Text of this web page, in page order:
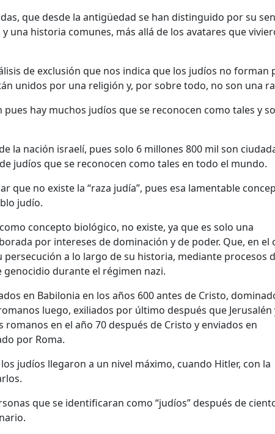
que desde la antigüedad se han distinguido por su
una historia comunes, más allá de los avatares que
de exclusión que nos indica que los judíos no forman
unidos por una religión y, por sobre todo, no son una
hay muchos judíos que se reconocen como tales y
la nación israelí, pues solo 6 millones 800 mil son
judíos que se reconocen como tales en todo el mundo.
que no existe la “raza judía”, pues esa lamentable
judío.
concepto biológico, no existe, ya que es solo una
por intereses de dominación y de poder. Que, en el
a lo largo de su historia, mediante procesos
durante el régimen nazi.
en Babilonia en los años 600 antes de Cristo,
luego, exiliados por último después que Jerusalén
en el año 70 después de Cristo y enviados en
por Roma.
judíos llegaron a un nivel máximo, cuando Hitler, con la
que se identificaran como “judíos” después de